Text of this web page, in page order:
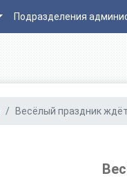
Подразделения
Весёлый праздник